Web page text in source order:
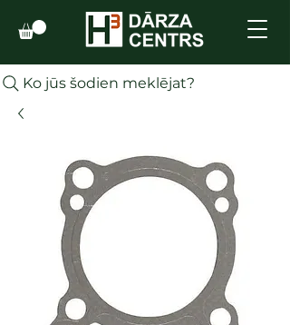
Ko jūs šodien meklējat?